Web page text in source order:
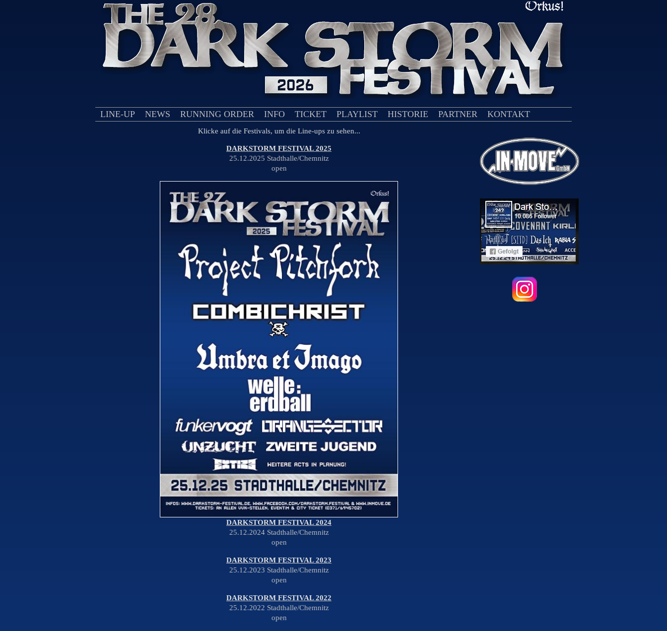
LINE-UP NEWS RUNNING ORDER INFO TICKET PLAYLIST HISTORIE PARTNER KONTAKT
Klicke auf die Festivals, um die Line-ups zu sehen...
DARKSTORM FESTIVAL 2025
25.12.2025 Stadthalle/Chemnitz
open
DARKSTORM FESTIVAL 2024
25.12.2024 Stadthalle/Chemnitz
open
DARKSTORM FESTIVAL 2023
25.12.2023 Stadthalle/Chemnitz
open
DARKSTORM FESTIVAL 2022
25.12.2022 Stadthalle/Chemnitz
open